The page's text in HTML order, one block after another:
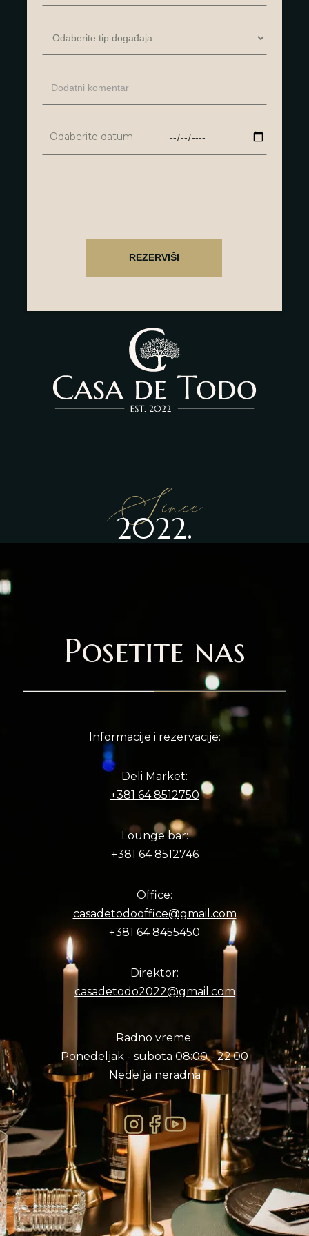
Since
2022.
Odaberite datum:
Posetite nas
Informacije i rezervacije:
Deli Market:
+381 64 8512750
Lounge bar:
+381 64 8512746
Office:
casadetodooffice@gmail.com
+381 64 8455450
Direktor:
casadetodo2022@gmail.com
Radno vreme:
Ponedeljak - subota 08:00 - 22:00
Nedelja neradna